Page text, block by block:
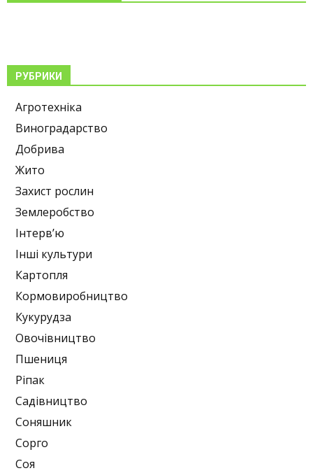
РУБРИКИ
Агротехніка
Виноградарство
Добрива
Жито
Захист рослин
Землеробство
Інтерв’ю
Інші культури
Картопля
Кормовиробництво
Кукурудза
Овочівництво
Пшениця
Ріпак
Садівництво
Соняшник
Сорго
Соя